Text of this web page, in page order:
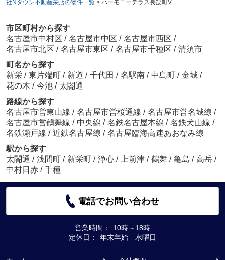
社Nタウン不動産栄店の物件一覧 > ハーモニーテラス長筬町V
市区町村から探す
名古屋市中村区 / 名古屋市中区 / 名古屋市西区 /
名古屋市北区 / 名古屋市東区 / 名古屋市千種区 / 清須市
町名から探す
新栄 / 東片端町 / 新道 / 千代田 / 名駅南 / 中島町 / 金城 /
花の木 / 今池 / 太閤通
路線から探す
名古屋市営東山線 / 名古屋市営桜通線 / 名古屋市営名城線 /
名古屋市営鶴舞線 / 中央線 / 名鉄名古屋本線 / 名鉄犬山線 /
名鉄瀬戸線 / 近鉄名古屋線 / 名古屋臨海高速あおなみ線
駅から探す
太閤通 / 浅間町 / 新栄町 / 浄心 / 上前津 / 鶴舞 / 亀島 / 高岳 /
中村日赤 / 千種
電話でお問い合わせ
営業時間：
10時～18時
定休日：
年末年始 水曜日